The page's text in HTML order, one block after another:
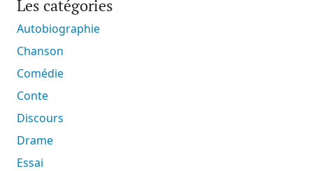
Les catégories
Autobiographie
Chanson
Comédie
Conte
Discours
Drame
Essai